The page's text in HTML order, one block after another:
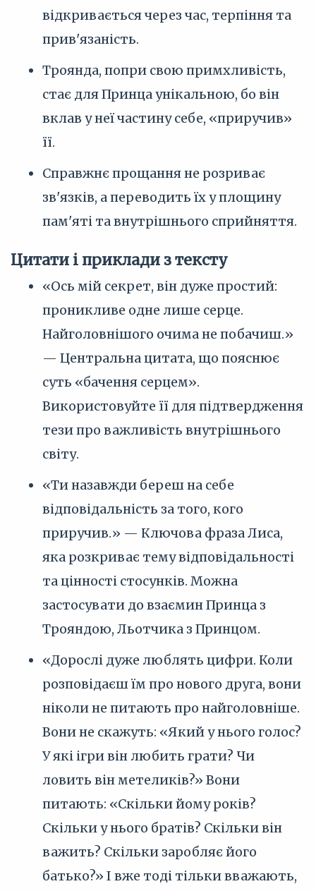
відкривається через час, терпіння та
прив'язаність.
Троянда, попри свою примхливість,
стає для Принца унікальною, бо він
вклав у неї частину себе, «приручив»
її.
Справжнє прощання не розриває
зв'язків, а переводить їх у площину
пам'яті та внутрішнього сприйняття.
Цитати і приклади з тексту
«Ось мій секрет, він дуже простий:
проникливе одне лише серце.
Найголовнішого очима не побачиш.»
— Центральна цитата, що пояснює
суть «бачення серцем».
Використовуйте її для підтвердження
тези про важливість внутрішнього
світу.
«Ти назавжди береш на себе
відповідальність за того, кого
приручив.» — Ключова фраза Лиса,
яка розкриває тему відповідальності
та цінності стосунків. Можна
застосувати до взаємин Принца з
Трояндою, Льотчика з Принцом.
«Дорослі дуже люблять цифри. Коли
розповідаєш їм про нового друга, вони
ніколи не питають про найголовніше.
Вони не скажуть: «Який у нього голос?
У які ігри він любить грати? Чи
ловить він метеликів?» Вони
питають: «Скільки йому років?
Скільки у нього братів? Скільки він
важить? Скільки заробляє його
батько?» І вже тоді тільки вважають,